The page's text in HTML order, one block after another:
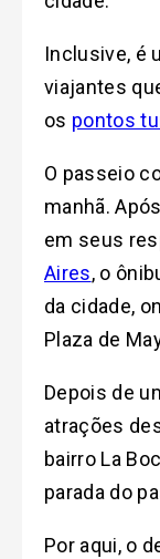
Inclusive, é
viajantes
os pontos
O passeio
manhã.
em seus
Aires, o
da cidade,
Plaza de
Depois de
atrações
bairro La
parada do
Por aqui, o